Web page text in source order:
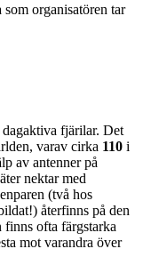
som organisatören tar
fjärilar. Det
varav cirka 110 i
av antenner på
nektar med
(två hos
återfinns på den
finns ofta färgstarka
mot varandra över